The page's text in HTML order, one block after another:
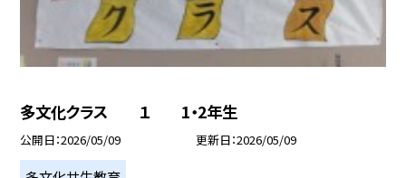
多文化クラス １ 1・2年生
公開日 2026/05/09 更新日 2026/05/09